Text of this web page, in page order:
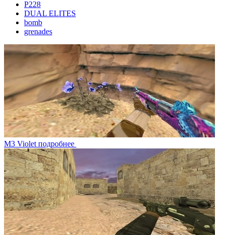
P228
DUAL ELITES
bomb
grenades
M3 Violet подробнее